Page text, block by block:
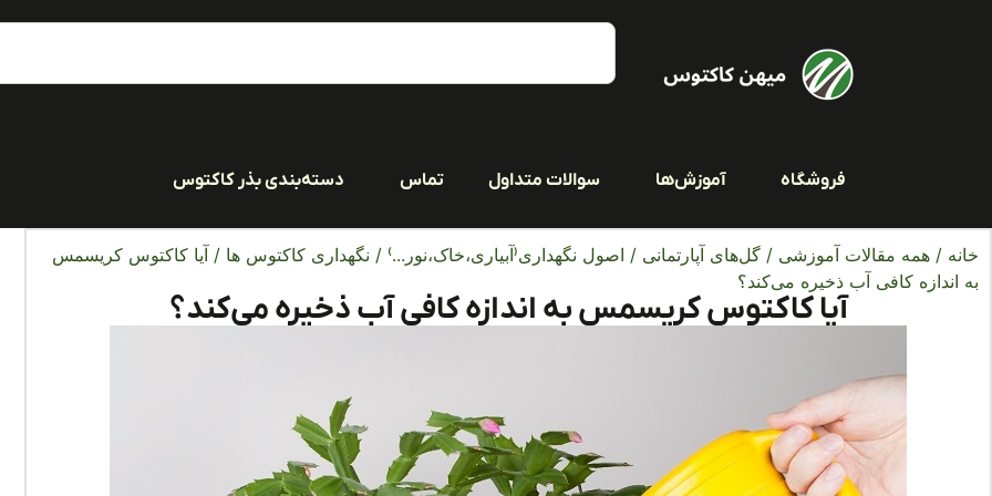
فروشگاه آموزش‌ها سوالات متداول تماس دسته‌بندی بذر کاکتوس
خانه / همه مقالات آموزشی / گل‌های آپارتمانی / اصول نگهداری(آبیاری،خاک،نور...) / نگهداری کاکتوس ها / آیا کاکتوس کریسمس
به اندازه کافی آب ذخیره می‌کند؟
آیا کاکتوس کریسمس به اندازه کافی آب ذخیره می‌کند؟